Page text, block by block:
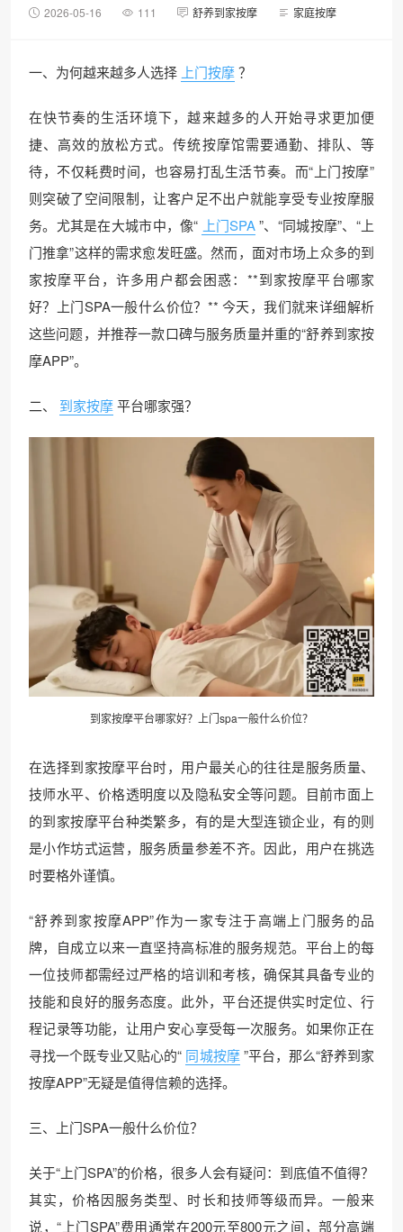
2026-05-16 111 舒养到家按摩 家庭按摩
一、为何越来越多人选择 上门按摩？
在快节奏的生活环境下，越来越多的人开始寻求更加便
捷、高效的放松方式。传统按摩馆需要通勤、排队、等
待，不仅耗费时间，也容易打乱生活节奏。而“上门按摩”
则突破了空间限制，让客户足不出户就能享受专业按摩服
务。尤其是在大城市中，像“ 上门SPA ”、“同城按摩”、“上
门推拿”这样的需求愈发旺盛。然而，面对市场上众多的到
家按摩平台，许多用户都会困惑：**到家按摩平台哪家
好？上门SPA一般什么价位？** 今天，我们就来详细解析
这些问题，并推荐一款口碑与服务质量并重的“舒养到家按
摩APP”。
二、 到家按摩平台哪家强？
到家按摩平台哪家好？上门spa一般什么价位？
在选择到家按摩平台时，用户最关心的往往是服务质量、
技师水平、价格透明度以及隐私安全等问题。目前市面上
的到家按摩平台种类繁多，有的是大型连锁企业，有的则
是小作坊式运营，服务质量参差不齐。因此，用户在挑选
时要格外谨慎。
“舒养到家按摩APP”作为一家专注于高端上门服务的品
牌，自成立以来一直坚持高标准的服务规范。平台上的每
一位技师都需经过严格的培训和考核，确保其具备专业的
技能和良好的服务态度。此外，平台还提供实时定位、行
程记录等功能，让用户安心享受每一次服务。如果你正在
寻找一个既专业又贴心的“ 同城按摩 ”平台，那么“舒养到家
按摩APP”无疑是值得信赖的选择。
三、上门SPA一般什么价位？
关于“上门SPA”的价格，很多人会有疑问：到底值不值得？
其实，价格因服务类型、时长和技师等级而异。一般来
说，“上门SPA”费用通常在200元至800元之间，部分高端